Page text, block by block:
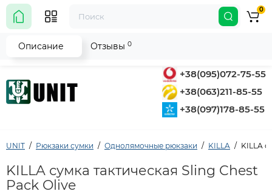
+38(095)072-75-55
+38(063)211-85-55
+38(097)178-85-55
0
UNIT Рюкзаки сумки Однолямочные рюкзаки KILLA KILLA
KILLA сумка тактическая Sling Chest
Pack Olive
Описание Отзывы 0